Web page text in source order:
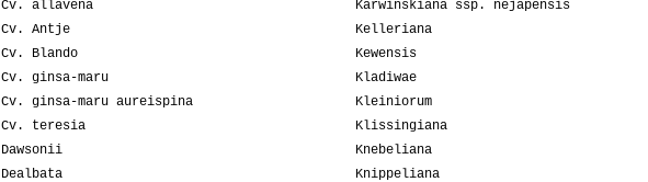
Cv. allavena
Cv. Antje
Cv. Blando
Cv. ginsa-maru
Cv. ginsa-maru aureispina
Cv. teresia
Dawsonii
Dealbata
Karwinskiana ssp. nejapensis
Kelleriana
Kewensis
Kladiwae
Kleiniorum
Klissingiana
Knebeliana
Knippeliana